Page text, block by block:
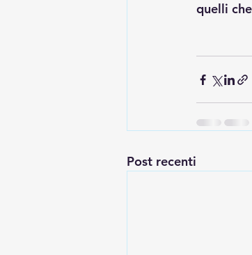
quelli
Post recenti